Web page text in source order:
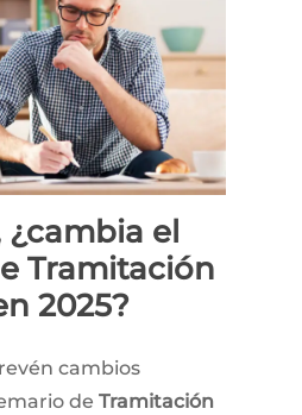
¿cambia el
Tramitación
2025?
cambios
deTramitación